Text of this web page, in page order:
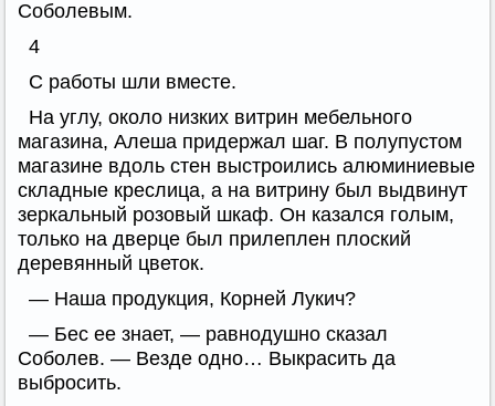
Соболевым.
4
С работы шли вместе.
На углу, около низких витрин мебельного
магазина, Алеша придержал шаг. В полупустом
магазине вдоль стен выстроились алюминиевые
складные креслица, а на витрину был выдвинут
зеркальный розовый шкаф. Он казался голым,
только на дверце был прилеплен плоский
деревянный цветок.
— Наша продукция, Корней Лукич?
— Бес ее знает, — равнодушно сказал
Соболев. — Везде одно… Выкрасить да
выбросить.